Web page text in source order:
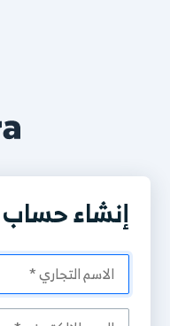
إنشاء حساب